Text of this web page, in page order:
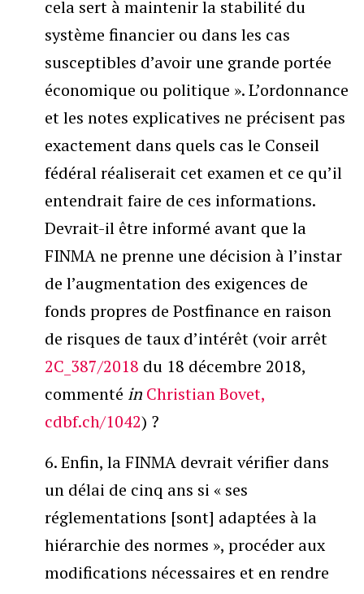
cela sert à maintenir la stabilité du
système financier ou dans les cas
susceptibles d’avoir une grande portée
économique ou politique ». L’ordonnance
et les notes explicatives ne précisent pas
exactement dans quels cas le Conseil
fédéral réaliserait cet examen et ce qu’il
entendrait faire de ces informations.
Devrait-il être informé avant que la
FINMA ne prenne une décision à l’instar
de l’augmentation des exigences de
fonds propres de Postfinance en raison
de risques de taux d’intérêt (voir arrêt
2C_387/2018 du 18 décembre 2018,
commenté in Christian Bovet,
cdbf.ch/1042) ?
6. Enfin, la FINMA devrait vérifier dans
un délai de cinq ans si « ses
réglementations [sont] adaptées à la
hiérarchie des normes », procéder aux
modifications nécessaires et en rendre